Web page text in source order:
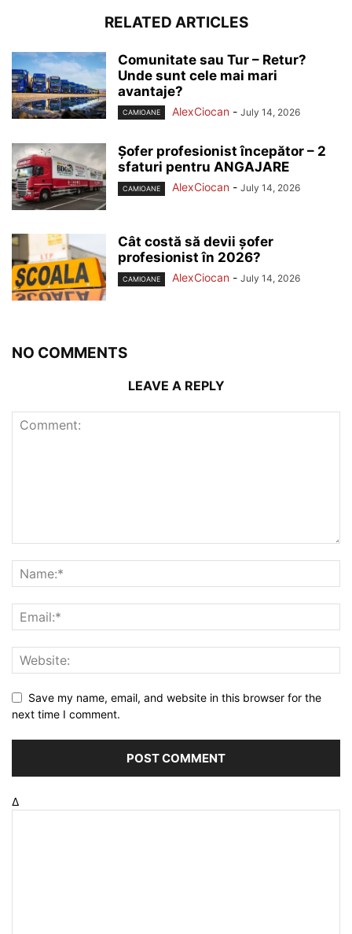
RELATED ARTICLES
Comunitate sau Tur – Retur?
Unde sunt cele mai mari
avantaje?
CAMIOANE AlexCiocan - July 14, 2026
Șofer profesionist începător – 2
sfaturi pentru ANGAJARE
CAMIOANE AlexCiocan - July 14, 2026
Cât costă să devii șofer
profesionist în 2026?
CAMIOANE AlexCiocan - July 14, 2026
NO COMMENTS
LEAVE A REPLY
Save my name, email, and website in this browser for the
next time I comment.
Δ